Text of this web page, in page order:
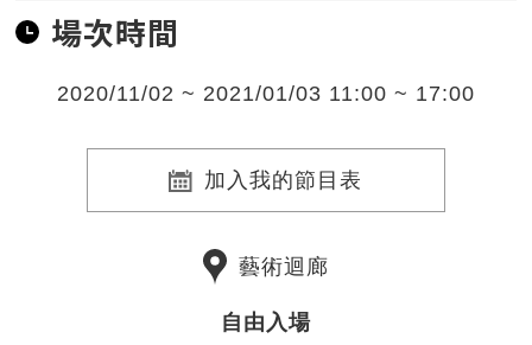
場次時間
2020/11/02 ~ 2021/01/03 11:00 ~ 17:00
加入我的節目表
藝術迴廊
自由入場